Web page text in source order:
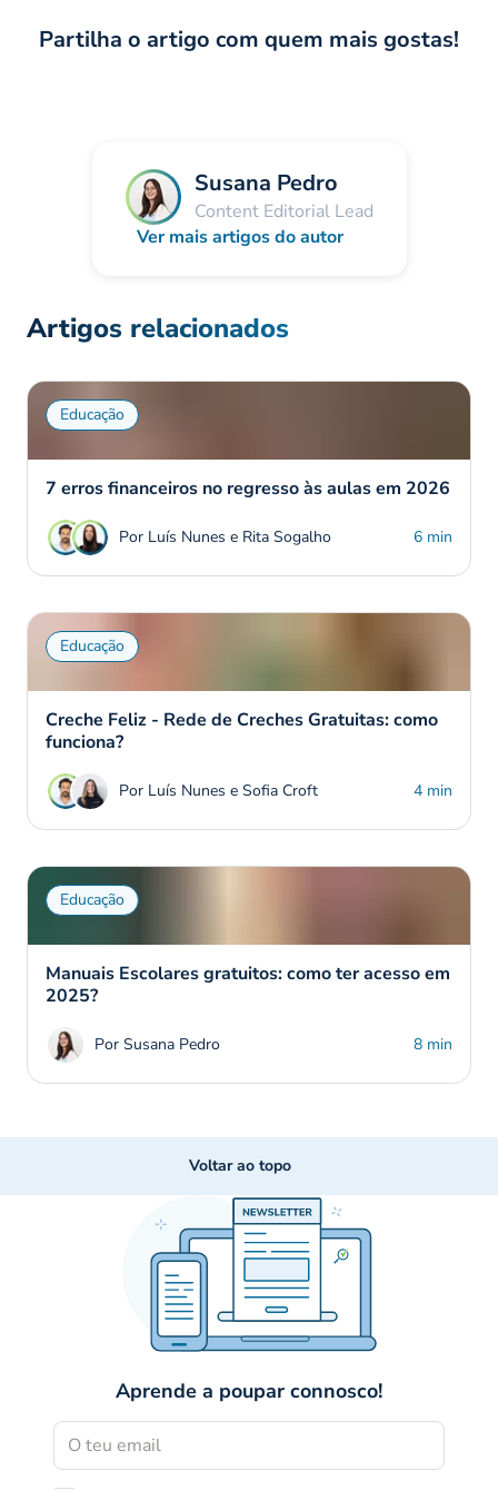
Partilha o artigo com quem mais gostas!
Susana Pedro
Content Editorial Lead
Ver mais artigos do autor
Artigos relacionados
Educação
7 erros financeiros no regresso às aulas em 2026
Por Luís Nunes e Rita Sogalho 6 min
Educação
Creche Feliz - Rede de Creches Gratuitas: como
funciona?
Por Luís Nunes e Sofia Croft 4 min
Educação
Manuais Escolares gratuitos: como ter acesso em
2025?
Por Susana Pedro 8 min
Voltar ao topo
Aprende a poupar connosco!